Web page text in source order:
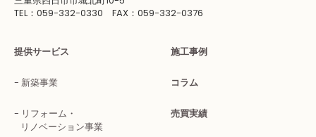
TEL：059-332-0330 FAX：059-332-0376
提供サービス
新築事業
リフォーム・
リノベーション事業
施工事例
コラム
売買実績